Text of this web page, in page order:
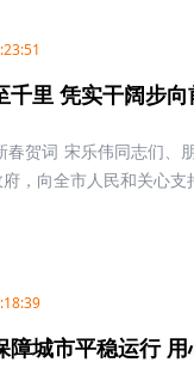
千里 凭实干阔步向
贺词 宋乐伟同志们、
，向全市人民和关心
障城市平稳运行